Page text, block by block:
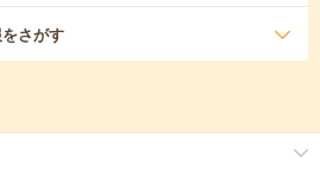
さがす